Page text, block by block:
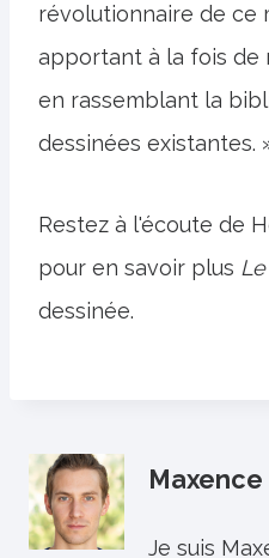
révolutionnaire de ce
apportant à la fois de
en rassemblant la
dessinées existantes.
Restez à l'écoute de
pour en savoir plus
dessinée.
Maxence
Je suis